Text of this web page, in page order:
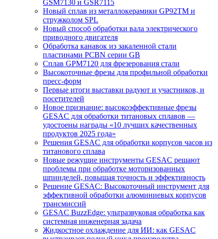
GSM7130 и GSR7115
Новый сплав из металлокерамики GP92TM и
стружколом SPL
Новый способ обработки вала электрического
приводного двигателя
Обработка канавок из закаленной стали
пластинами PCBN серии GB
Сплав GPM7120 для фрезерования стали
Высокоточные фрезы для профильной обработки
пресс-форм
Первые итоги выставки радуют и участников, и
посетителей
Новое признание: высокоэффективные фрезы
GESAC для обработки титановых сплавов —
удостоены награды «10 лучших качественных
продуктов 2025 года»
Решения GESAC для обработки корпусов часов из
титанового сплава
Новые режущие инструменты GESAC решают
проблемы при обработке моторизованных
шпинделей, повышая точность и эффективность
Решение GESAC: Высокоточный инструмент для
эффективной обработки алюминиевых корпусов
трансмиссий
GESAC BuzzEdge: ультразвуковая обработка как
системная инженерная задача
Жидкостное охлаждение для ИИ: как GESAC